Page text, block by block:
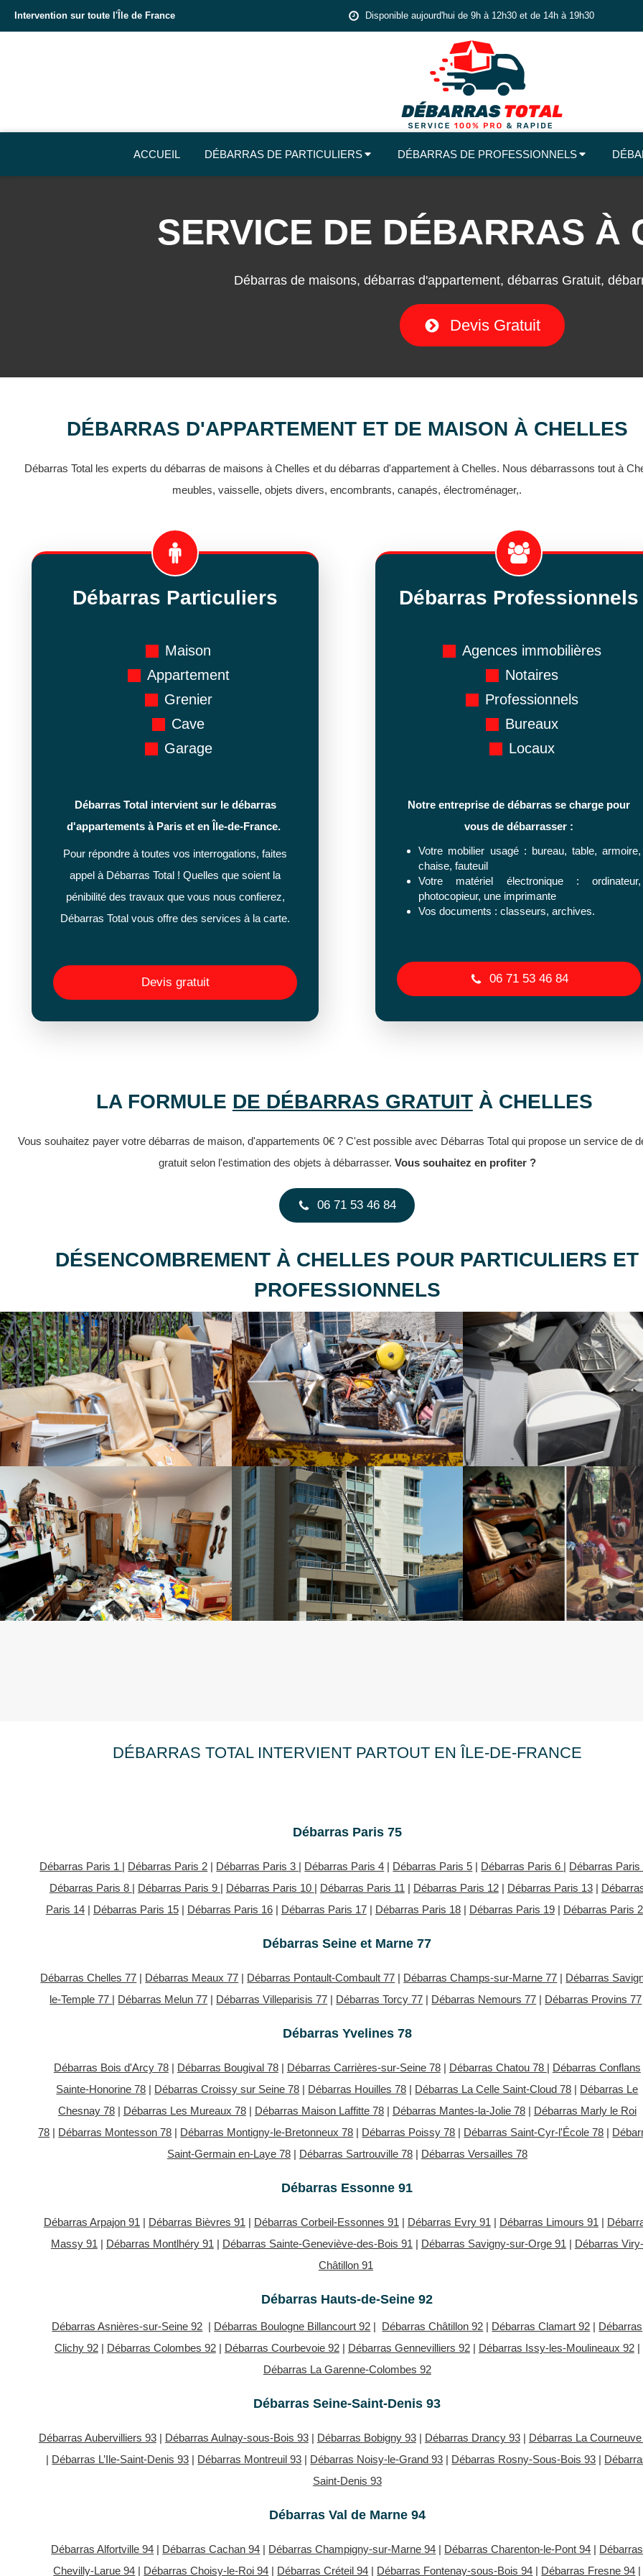
Disponible aujourd'hui de 9h à 12h30 et de 14h à 19h30
Intervention sur toute l'Île de France
ACCUEIL DÉBARRAS DE PARTICULIERS DÉBARRAS DE PROFESSIONNELS
SERVICE DE DÉBARRAS À
Débarras de maisons, débarras d'appartement, débarras Gratuit,
Devis Gratuit
DÉBARRAS D'APPARTEMENT ET DE MAISON À CHELLES
Débarras Total les experts du débarras de maisons à Chelles et du débarras d'appartement à Chelles. Nous débarrassons tout à
meubles, vaisselle, objets divers, encombrants, canapés, électroménager,.
Débarras Particuliers
Maison
Appartement
Grenier
Cave
Garage
Débarras Total intervient sur le débarras
d'appartements à Paris et en Île-de-France.
Pour répondre à toutes vos interrogations, faites
appel à Débarras Total ! Quelles que soient la
pénibilité des travaux que vous nous confierez,
Débarras Total vous offre des services à la carte.
Devis gratuit
Débarras Professionnels
Agences immobilières
Notaires
Professionnels
Bureaux
Locaux
Notre entreprise de débarras se charge pour
vous de débarrasser :
Votre mobilier usagé : bureau, table, armoire,
chaise, fauteuil
Votre matériel électronique : ordinateur,
photocopieur, une imprimante
Vos documents : classeurs, archives.
06 71 53 46 84
LA FORMULE DE DÉBARRAS GRATUITÀ CHELLES
Vous souhaitez payer votre débarras de maison, d'appartements 0€ ? C'est possible avec Débarras Total qui propose un service de
gratuit selon l'estimation des objets à débarrasser. Vous souhaitez en profiter ?
06 71 53 46 84
DÉSENCOMBREMENT À CHELLES POUR PARTICULIERS ET
PROFESSIONNELS
DÉBARRAS TOTAL INTERVIENT PARTOUT EN ÎLE-DE-FRANCE
Débarras Paris 75
Débarras Paris 1 | Débarras Paris 2 | Débarras Paris 3 | Débarras Paris 4 | Débarras Paris 5 | Débarras Paris 6 | Débarras Paris
Débarras Paris 8 | Débarras Paris 9 | Débarras Paris 10 | Débarras Paris 11 | Débarras Paris 12| Débarras Paris 13|
Paris 14| Débarras Paris 15| Débarras Paris 16| Débarras Paris 17| Débarras Paris 18| Débarras Paris 19| Débarras Paris
Débarras Seine et Marne 77
Débarras Chelles 77 | Débarras Meaux 77 | Débarras Pontault-Combault 77 | Débarras Champs-sur-Marne 77 | Débarras
le-Temple 77 | Débarras Melun 77 | Débarras Villeparisis 77 | Débarras Torcy 77 | Débarras Nemours 77 | Débarras Provins 77
Débarras Yvelines 78
Débarras Bois d'Arcy 78| Débarras Bougival 78| Débarras Carrières-sur-Seine 78| Débarras Chatou 78 | Débarras Conflans
Sainte-Honorine 78 | Débarras Croissy sur Seine 78 | Débarras Houilles 78 | Débarras La Celle Saint-Cloud 78 | Débarras Le
Chesnay 78| Débarras Les Mureaux 78| Débarras Maison Laffitte 78| Débarras Mantes-la-Jolie 78| Débarras Marly le Roi
78 | Débarras Montesson 78 | Débarras Montigny-le-Bretonneux 78 | Débarras Poissy 78 | Débarras Saint-Cyr-l'École 78 |
Saint-Germain en-Laye 78| Débarras Sartrouville 78| Débarras Versailles 78
Débarras Essonne 91
Débarras Arpajon 91 | Débarras Bièvres 91 | Débarras Corbeil-Essonnes 91 | Débarras Evry 91 | Débarras Limours 91 |
Massy 91 | Débarras Montlhéry 91 | Débarras Sainte-Geneviève-des-Bois 91 | Débarras Savigny-sur-Orge 91 | Débarras Viry-
Châtillon 91
Débarras Hauts-de-Seine 92
Débarras Asnières-sur-Seine 92 | Débarras Boulogne Billancourt 92 | Débarras Châtillon 92 | Débarras Clamart 92 | Débarras
Clichy 92| Débarras Colombes 92| Débarras Courbevoie 92| Débarras Gennevilliers 92| Débarras Issy-les-Moulineaux 92|
Débarras La Garenne-Colombes 92
Débarras Seine-Saint-Denis 93
Débarras Aubervilliers 93| Débarras Aulnay-sous-Bois 93| Débarras Bobigny 93| Débarras Drancy 93| Débarras La
| Débarras L’Ile-Saint-Denis 93 | Débarras Montreuil 93 | Débarras Noisy-le-Grand 93 | Débarras Rosny-Sous-Bois 93 |
Saint-Denis 93
Débarras Val de Marne 94
Débarras Alfortville 94 | Débarras Cachan 94 | Débarras Champigny-sur-Marne 94 | Débarras Charenton-le-Pont 94 | Débarras
Chevilly-Larue 94 | Débarras Choisy-le-Roi 94 | Débarras Créteil 94 | Débarras Fontenay-sous-Bois 94 | Débarras Fresne 94 |